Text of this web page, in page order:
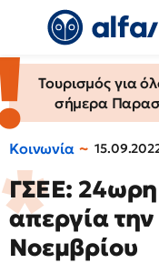
Τουρισμός για
σήμερα
Κοινωνία
ΓΣΕΕ:
απεργία
Νοεμβρίου